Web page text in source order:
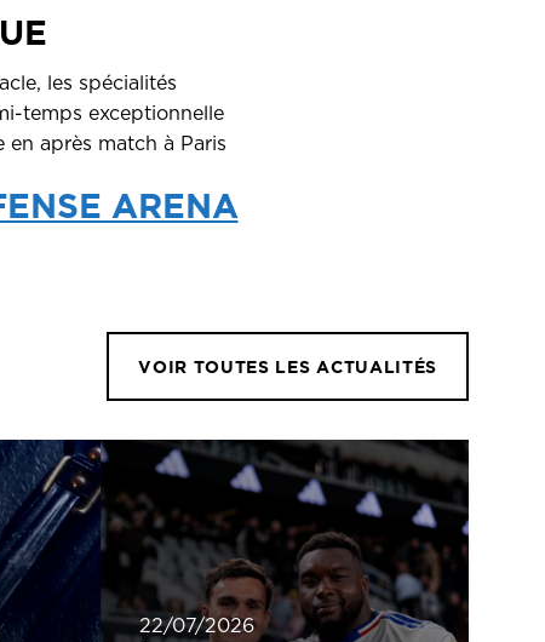
les spécialités
temps exceptionnelle
en après match à Paris
ARENA
VOIR TOUTES LES ACTUALITÉS
22/07/2026